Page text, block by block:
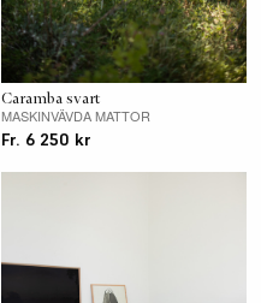
Caramba svart
MASKINVÄVDA MATTOR
Fr. 6 250 kr